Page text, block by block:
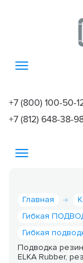
Toggle
+7 (800) 100-50-
+7 (812) 648-38-
Toggle
Главная
Гибкая
Гибкая
Подводка
ELKA Rubber,